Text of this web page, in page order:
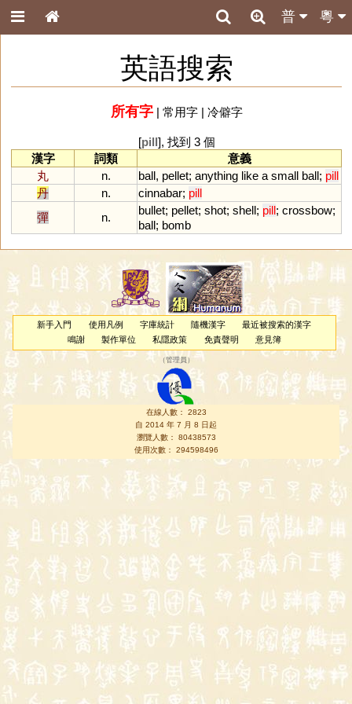
粵
普
英語搜索
所有字| 常用字| 冷僻字
[pill], 找到 3 個
漢字
詞類
意義
丸
n. ball, pellet; anything like a small ball; pill
丹
n. cinnabar; pill
彈
n.
bullet; pellet; shot; shell; pill; crossbow;
ball; bomb
新手入門 使用凡例 字庫統計 隨機漢字
最近被搜索的漢字
鳴謝
製作單位 私隱政策 免責聲明 意見簿
（管理員 ）
在線人數： 2823
自 2014 年 7 月 8 日起
瀏覽人數： 80438573
使用次數： 294598496